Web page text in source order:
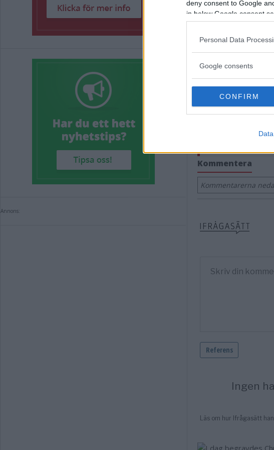
deny consent to Google
in below Google consent
Personal Data
Google consents
CONFIRM
Annons:
Fem poliser har
Summering av
Kommentera
Kommentarerna